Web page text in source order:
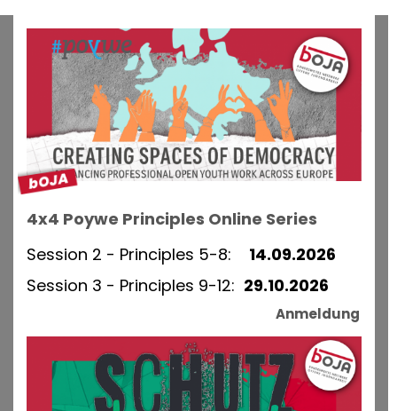
4x4 Poywe Principles Online Series
Session 2 - Principles 5-8: 14.09.2026
Session 3 - Principles 9-12: 29.10.2026
Anmeldung